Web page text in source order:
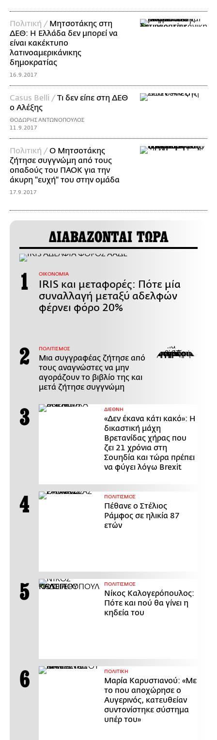
Πολιτική / Μητσοτάκης στη
ΔΕΘ: H Ελλάδα δεν μπορεί να
είναι κακέκτυπο
λατινοαμερικάνικης
δημοκρατίας
16.9.2017
Casus Belli /Τι δεν είπε στη ΔΕΘ
ο Αλέξης
ΘΟΔΩΡΗΣ ΑΝΤΩΝΟΠΟΥΛΟΣ
11.9.2017
Πολιτική /Ο Μητσοτάκης
ζήτησε συγγνώμη από τους
οπαδούς του ΠΑΟΚ για την
άκυρη "ευχή" του στην ομάδα
17.9.2017
ΔΙΑΒΑΖΟΝΤΑΙ ΤΩΡΑ
ΟΙΚΟΝΟΜΙΑ
IRIS και μεταφορές: Πότε μία
συναλλαγή μεταξύ αδελφών
φέρνει φόρο 20%
ΠΟΛΙΤΙΣΜΟΣ
Μια συγγραφέας ζήτησε από
τους αναγνώστες να μην
αγοράζουν το βιβλίο της και
μετά ζήτησε συγγνώμη
ΔΙΕΘΝΗ
«Δεν έκανα κάτι κακό»: Η
δικαστική μάχη
Βρετανίδας χήρας που
ζει 21 χρόνια στη
Σουηδία και τώρα πρέπει
να φύγει λόγω Brexit
ΠΟΛΙΤΙΣΜΟΣ
Πέθανε ο Στέλιος
Ράμφος σε ηλικία 87
ετών
ΠΟΛΙΤΙΣΜΟΣ
Νίκος Καλογερόπουλος:
Πότε και πού θα γίνει η
κηδεία του
ΠΟΛΙΤΙΚΗ
Μαρία Καρυστιανού: «Με
το που αποχώρησε ο
Αυγερινός, κατευθείαν
συντονίστηκε σύστημα
υπέρ του»